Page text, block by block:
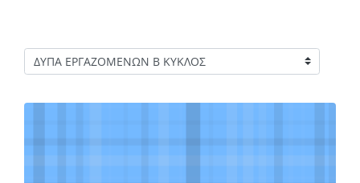
Κατηγορίες μαθημάτων